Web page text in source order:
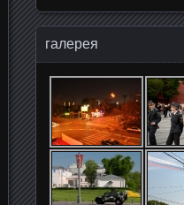
галерея